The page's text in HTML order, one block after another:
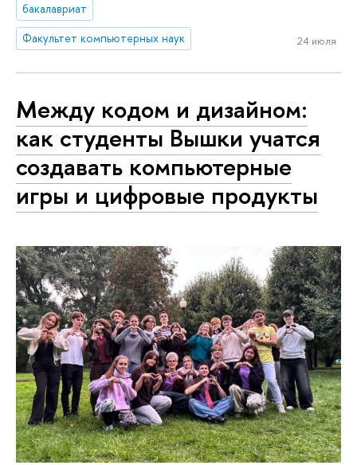
бакалавриат
Факультет компьютерных наук
24 июля
Между кодом и дизайном:
как студенты Вышки учатся
создавать компьютерные
игры и цифровые продукты